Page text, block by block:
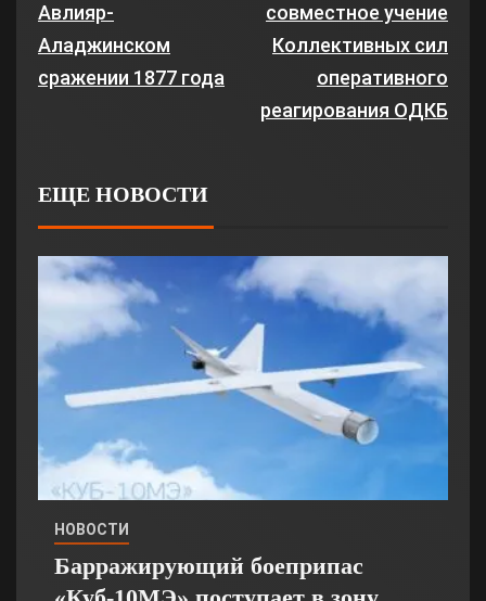
Авлияр-
Аладжинском
сражении 1877 года
совместное учение
Коллективных сил
оперативного
реагирования ОДКБ
ЕЩЕ НОВОСТИ
НОВОСТИ
Барражирующий боеприпас